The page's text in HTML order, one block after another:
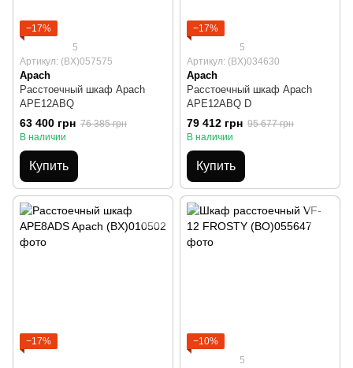
−17%
5
Артикул: (BX)057575
Apach
Расстоечный шкаф Apach
APE12ABQ
63 400 грн 76 385 грн
В наличии
Купить
−17%
5
Артикул: (BX)034630
Apach
Расстоечный шкаф Apach
APE12ABQ D
79 412 грн 95 677 грн
В наличии
Купить
−17%
−10%
5